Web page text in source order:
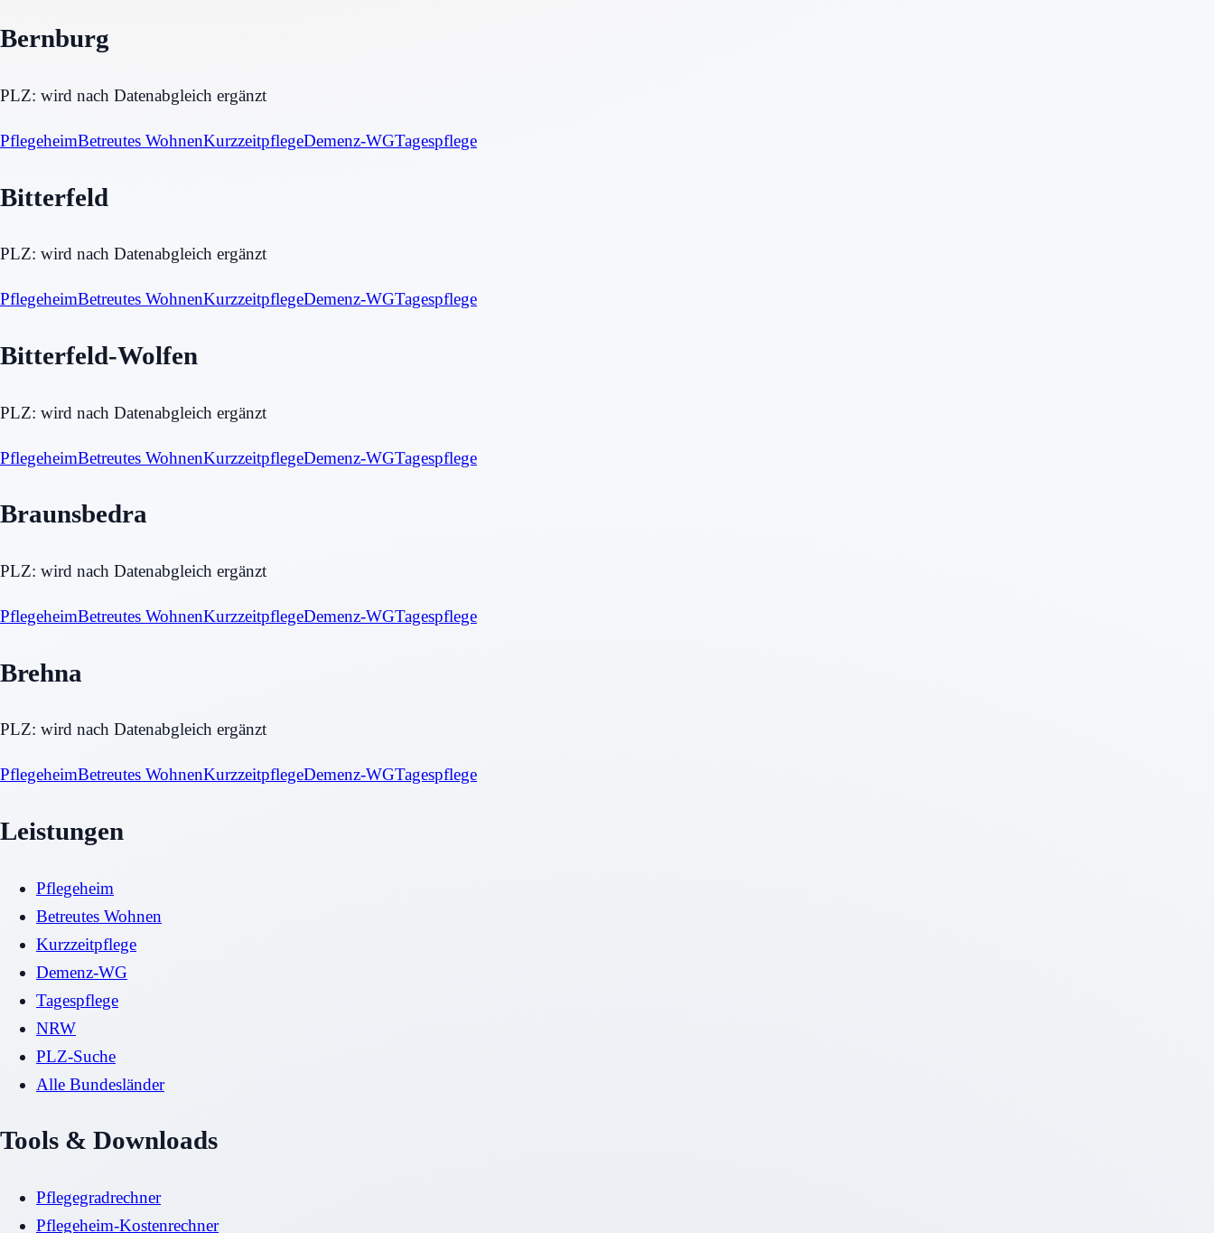
Bernburg
PLZ: wird nach Datenabgleich ergänzt
PflegeheimBetreutes WohnenKurzzeitpflegeDemenz-WGTagespflege
Bitterfeld
PLZ: wird nach Datenabgleich ergänzt
PflegeheimBetreutes WohnenKurzzeitpflegeDemenz-WGTagespflege
Bitterfeld-Wolfen
PLZ: wird nach Datenabgleich ergänzt
PflegeheimBetreutes WohnenKurzzeitpflegeDemenz-WGTagespflege
Braunsbedra
PLZ: wird nach Datenabgleich ergänzt
PflegeheimBetreutes WohnenKurzzeitpflegeDemenz-WGTagespflege
Brehna
PLZ: wird nach Datenabgleich ergänzt
PflegeheimBetreutes WohnenKurzzeitpflegeDemenz-WGTagespflege
Leistungen
Pflegeheim
Betreutes Wohnen
Kurzzeitpflege
Demenz-WG
Tagespflege
NRW
PLZ-Suche
Alle Bundesländer
Tools & Downloads
Pflegegradrechner
Pflegeheim-Kostenrechner